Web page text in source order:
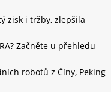
zisk i tržby, zlepšila
Začněte u přehledu
robotů z Číny, Peking